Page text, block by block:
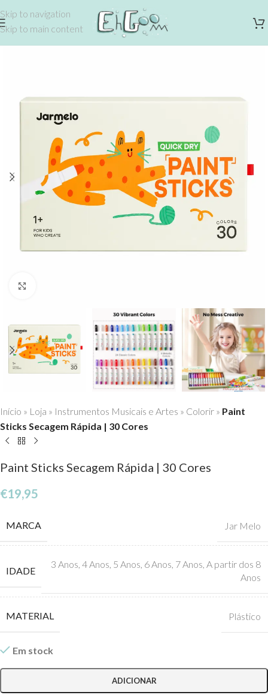
Skip to navigation
Skip to main content
Início » Loja » Instrumentos Musicais e Artes » Colorir » Paint
Sticks Secagem Rápida | 30 Cores
Paint Sticks Secagem Rápida | 30 Cores
€19,95
MARCA Jar Melo
IDADE
3 Anos, 4 Anos, 5 Anos, 6 Anos, 7 Anos, A partir dos 8
Anos
MATERIAL Plástico
Em stock
ADICIONAR